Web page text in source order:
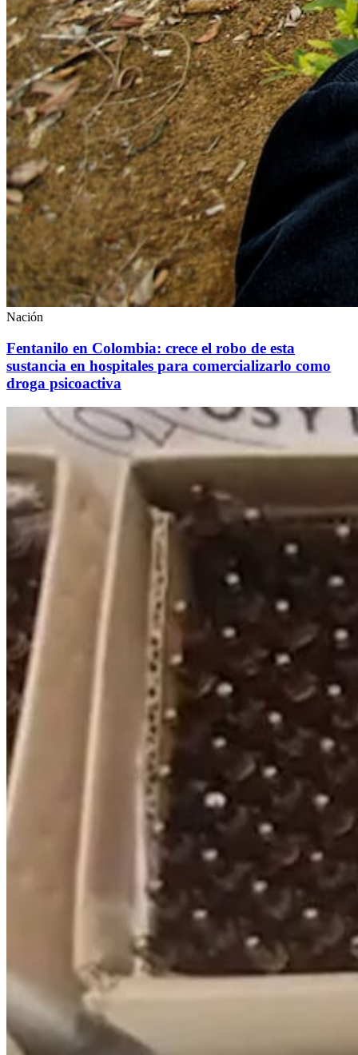
Nación
Fentanilo en Colombia: crece el robo de esta
sustancia en hospitales para comercializarlo como
droga psicoactiva